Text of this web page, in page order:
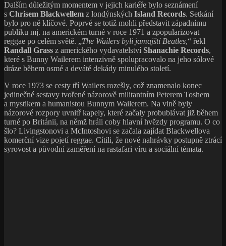
Dalším důležitým momentem v jejich kariéře bylo seznámení
s Chrisem Blackwellem z londýnských Island Records. Setkání
bylo pro ně klíčové. Poprvé se totiž mohli představit západnímu
publiku mj. na americkém turné v roce 1971 a zpopularizovat
reggae po celém světě. „The Wailers byli jamajští Beatles,“ řekl
Randall Grass z amerického vydavatelství Shanachie Records,
které s Bunny Wailerem intenzivně spolupracovalo na jeho sólové
dráze během osmé a deváté dekády minulého století.
V roce 1973 se cesty tří Wailers rozešly, což znamenalo konec
jedinečné sestavy tvořené názorově militantním Peterem Toshem
a mystikem a humanistou Bunnym Wailerem. Na vině byly
názorové rozpory uvnitř kapely, které začaly probublávat již během
turné po Británii, na němž hráli coby hlavní hvězdy programu. O co
šlo? Livingstonovi a McIntoshovi se začala zajídat Blackwellova
komerční vize pojetí reggae. Cítili, že nové nahrávky postupně ztrácí
syrovost a původní zaměření na rastafari víru a sociální témata.